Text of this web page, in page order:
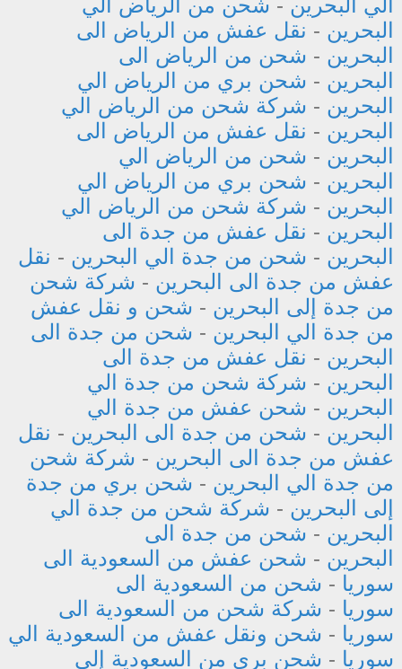
البحرين - نقل عفش من الرياض الى
البحرين - شحن من الرياض الى
البحرين - شحن بري من الرياض الي
البحرين - شركة شحن من الرياض الي
البحرين - نقل عفش من الرياض الى
البحرين - شحن من الرياض الي
البحرين - شحن بري من الرياض الي
البحرين - شركة شحن من الرياض الي
البحرين - نقل عفش من جدة الى
البحرين - شحن من جدة الي البحرين - نقل
عفش من جدة الى البحرين - شركة شحن
من جدة إلى البحرين - شحن و نقل عفش
من جدة الي البحرين - شحن من جدة الى
البحرين - نقل عفش من جدة الى
البحرين - شركة شحن من جدة الي
البحرين - شحن عفش من جدة الي
البحرين - شحن من جدة الى البحرين - نقل
عفش من جدة الى البحرين - شركة شحن
من جدة الي البحرين - شحن بري من جدة
إلى البحرين - شركة شحن من جدة الي
البحرين - شحن من جدة الى
البحرين - شحن عفش من السعودية الى
سوريا - شحن من السعودية الى
سوريا - شركة شحن من السعودية الى
سوريا - شحن ونقل عفش من السعودية الي
سوريا - شحن بري من السعودية إلى